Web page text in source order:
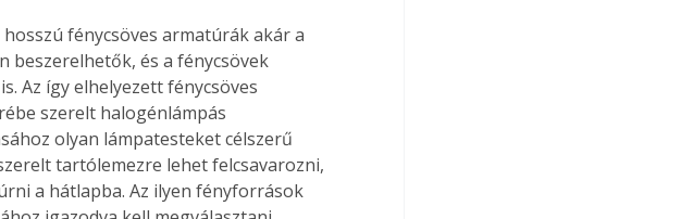
fénycsöves armatúrák akár a
beszerelhetők, és a fénycsövek
Az így elhelyezett fénycsöves
szerelt halogénlámpás
olyan lámpatesteket célszerű
tartólemezre lehet felcsavarozni,
a hátlapba. Az ilyen fényforrások